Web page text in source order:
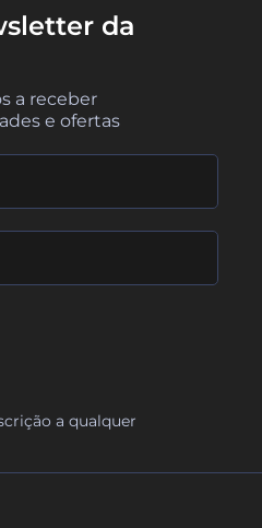
da
a receber
e ofertas
a qualquer